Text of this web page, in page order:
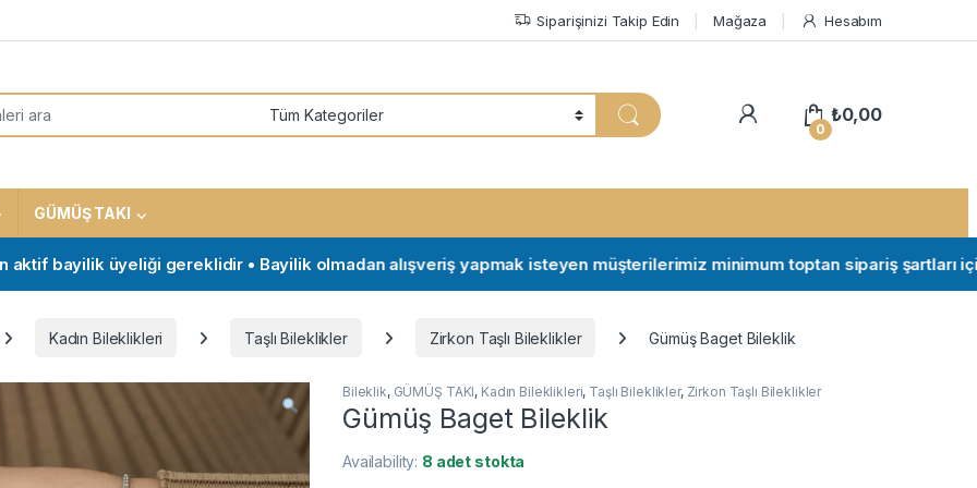
Siparişinizi Takip Edin Mağaza Hesabım
My Account
0
₺0,00
GÜMÜŞ TAKI
bayilik üyeliği gereklidir • Bayilik olmadan alışveriş yapmak isteyen müşterilerimiz minimum toptan sipariş şartları için
Kadın Bileklikleri Taşlı Bileklikler Zirkon Taşlı Bileklikler Gümüş Baget Bileklik
Bileklik, GÜMÜŞ TAKI, Kadın Bileklikleri, Taşlı Bileklikler, Zirkon Taşlı Bileklikler
Gümüş Baget Bileklik
Availability: 8 adet stokta